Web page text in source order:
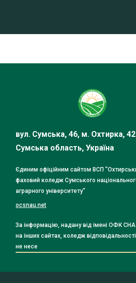
вул. Сумська, 46, м. Охтирка,
Сумська область, Україна
Єдиним офіційним сайтом ВСП
фаховий коледж Сумського
аграрного університету"
ocsnau.net
За інформацію, надану від імені ОФК
на інших сайтах, коледж відповідальності
не несе